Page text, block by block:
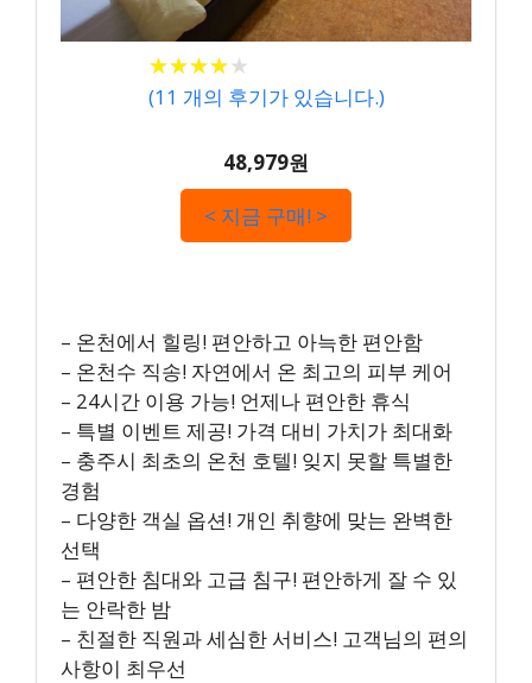
★★★★★
★★★★★
(11 개의 후기가 있습니다.)
48,979원
< 지금 구매! >
– 온천에서 힐링! 편안하고 아늑한 편안함
– 온천수 직송! 자연에서 온 최고의 피부 케어
– 24시간 이용 가능! 언제나 편안한 휴식
– 특별 이벤트 제공! 가격 대비 가치가 최대화
– 충주시 최초의 온천 호텔! 잊지 못할 특별한
경험
– 다양한 객실 옵션! 개인 취향에 맞는 완벽한
선택
– 편안한 침대와 고급 침구! 편안하게 잘 수 있
는 안락한 밤
– 친절한 직원과 세심한 서비스! 고객님의 편의
사항이 최우선